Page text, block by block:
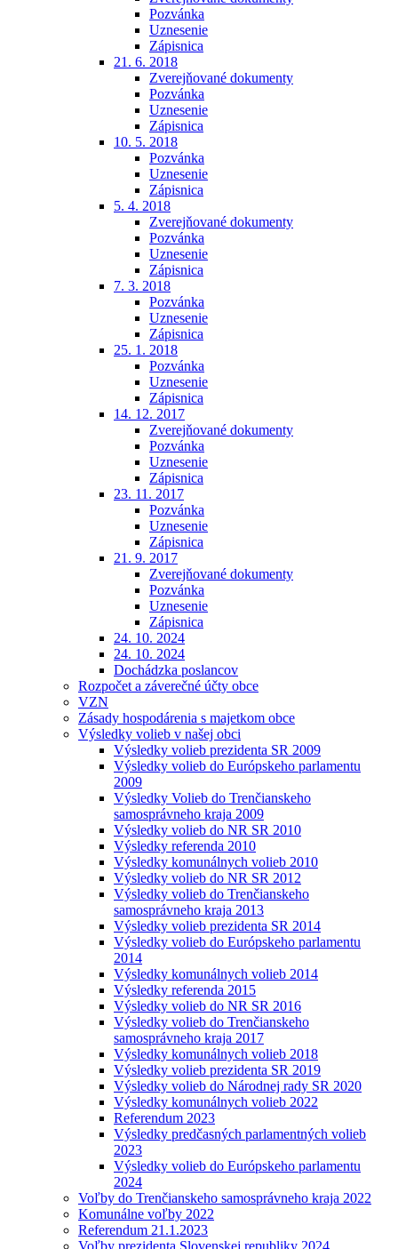
Pozvánka
Uznesenie
Zápisnica
21. 6. 2018
Zverejňované dokumenty
Pozvánka
Uznesenie
Zápisnica
10. 5. 2018
Pozvánka
Uznesenie
Zápisnica
5. 4. 2018
Zverejňované dokumenty
Pozvánka
Uznesenie
Zápisnica
7. 3. 2018
Pozvánka
Uznesenie
Zápisnica
25. 1. 2018
Pozvánka
Uznesenie
Zápisnica
14. 12. 2017
Zverejňované dokumenty
Pozvánka
Uznesenie
Zápisnica
23. 11. 2017
Pozvánka
Uznesenie
Zápisnica
21. 9. 2017
Zverejňované dokumenty
Pozvánka
Uznesenie
Zápisnica
24. 10. 2024
24. 10. 2024
Dochádzka poslancov
Rozpočet a záverečné účty obce
VZN
Zásady hospodárenia s majetkom obce
Výsledky volieb v našej obci
Výsledky volieb prezidenta SR 2009
Výsledky volieb do Európskeho parlamentu
2009
Výsledky Volieb do Trenčianskeho
samosprávneho kraja 2009
Výsledky volieb do NR SR 2010
Výsledky referenda 2010
Výsledky komunálnych volieb 2010
Výsledky volieb do NR SR 2012
Výsledky volieb do Trenčianskeho
samosprávneho kraja 2013
Výsledky volieb prezidenta SR 2014
Výsledky volieb do Európskeho parlamentu
2014
Výsledky komunálnych volieb 2014
Výsledky referenda 2015
Výsledky volieb do NR SR 2016
Výsledky volieb do Trenčianskeho
samosprávneho kraja 2017
Výsledky komunálnych volieb 2018
Výsledky volieb prezidenta SR 2019
Výsledky volieb do Národnej rady SR 2020
Výsledky komunálnych volieb 2022
Referendum 2023
Výsledky predčasných parlamentných volieb
2023
Výsledky volieb do Európskeho parlamentu
2024
Voľby do Trenčianskeho samosprávneho kraja 2022
Komunálne voľby 2022
Referendum 21.1.2023
Voľby prezidenta Slovenskej republiky 2024